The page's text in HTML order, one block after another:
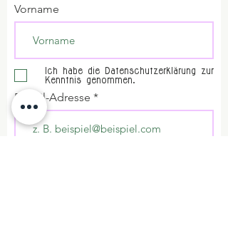
Vorname
Ich habe die Datenschutzerklärung zur
Kenntnis genommen.
E-Mail-Adresse